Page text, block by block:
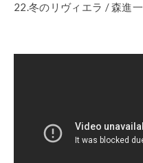
22.冬のリヴィエラ / 森進一